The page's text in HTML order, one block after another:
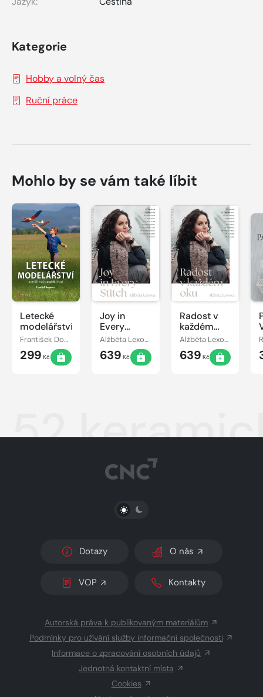
Kategorie
Hobby a volný čas
Ruční práce
Mohlo by se vám také líbit
Letecké
modelářství
František Doupovec
299 Kč
Joy in
Every
Stitch
Alžběta Lexová
639 Kč
Radost v
každém
oku
Alžběta Lexová
639 Kč
52
PŘEPNOUT SVĚTLÝ/TMAVÝ REŽIM
Dotazy O nás
VOP Kontakty
Autorská práva k publikovaným materiálům
Podmínky pro užívání služby informační společnosti
Informace o zpracování osobních údajů
Jednotná kontaktní místa
Cookies